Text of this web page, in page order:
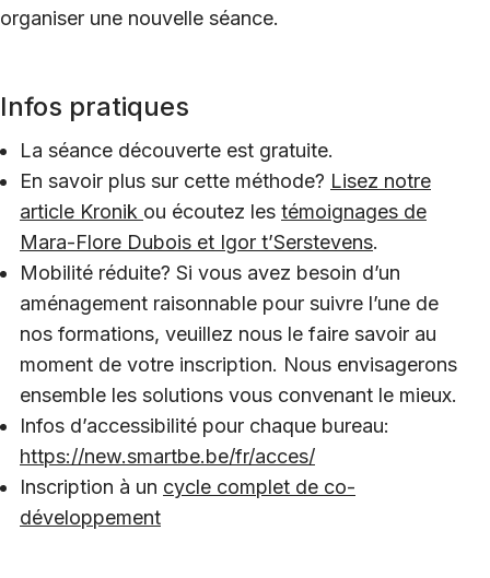
organiser une nouvelle séance.
Infos pratiques
La séance découverte est gratuite.
En savoir plus sur cette méthode? Lisez notre
article Kronik ou écoutez les témoignages de
Mara-Flore Dubois et Igor t’Serstevens.
Mobilité réduite? Si vous avez besoin d’un
aménagement raisonnable pour suivre l’une de
nos formations, veuillez nous le faire savoir au
moment de votre inscription. Nous envisagerons
ensemble les solutions vous convenant le mieux.
Infos d’accessibilité pour chaque bureau:
https://new.smartbe.be/fr/acces/
Inscription à un cycle complet de co-
développement